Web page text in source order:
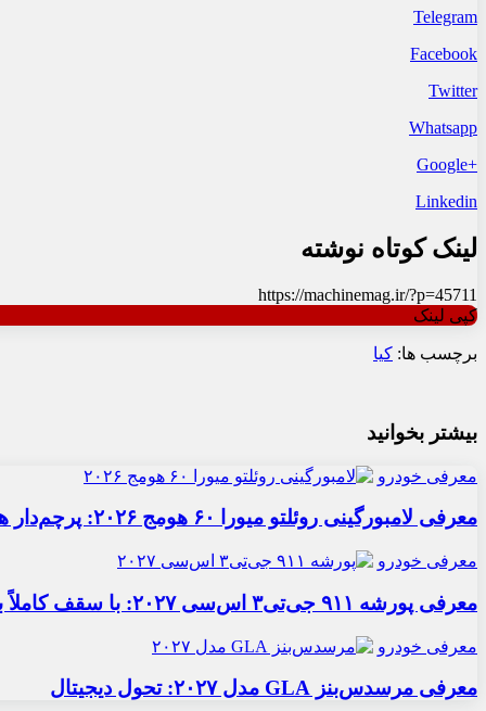
Telegram
Facebook
Twitter
Whatsapp
+Google
Linkedin
لینک کوتاه نوشته
https://machinemag.ir/?p=45711
کپی لینک
برچسب ها: کیا
بیشتر بخوانید
معرفی خودرو
معرفی لامبورگینی روئلتو میورا ۶۰ هومج ۲۰۲۶: پرچم‌دار هیبریدی
معرفی خودرو
معرفی پورشه ۹۱۱ جی‌تی۳ اس‌سی ۲۰۲۷: با سقف کاملاً برقی
معرفی خودرو
معرفی مرسدس‌بنز GLA مدل ۲۰۲۷: تحول دیجیتال